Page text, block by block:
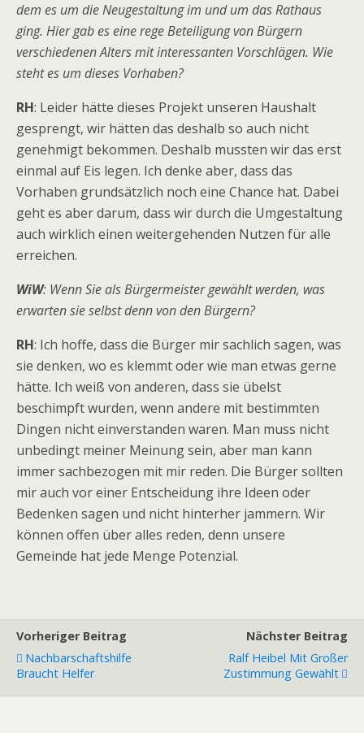
dem es um die Neugestaltung im und um das Rathaus
ging. Hier gab es eine rege Beteiligung von Bürgern
verschiedenen Alters mit interessanten Vorschlägen. Wie
steht es um dieses Vorhaben?
RH: Leider hätte dieses Projekt unseren Haushalt
gesprengt, wir hätten das deshalb so auch nicht
genehmigt bekommen. Deshalb mussten wir das erst
einmal auf Eis legen. Ich denke aber, dass das
Vorhaben grundsätzlich noch eine Chance hat. Dabei
geht es aber darum, dass wir durch die Umgestaltung
auch wirklich einen weitergehenden Nutzen für alle
erreichen.
WiW: Wenn Sie als Bürgermeister gewählt werden, was
erwarten sie selbst denn von den Bürgern?
RH: Ich hoffe, dass die Bürger mir sachlich sagen, was
sie denken, wo es klemmt oder wie man etwas gerne
hätte. Ich weiß von anderen, dass sie übelst
beschimpft wurden, wenn andere mit bestimmten
Dingen nicht einverstanden waren. Man muss nicht
unbedingt meiner Meinung sein, aber man kann
immer sachbezogen mit mir reden. Die Bürger sollten
mir auch vor einer Entscheidung ihre Ideen oder
Bedenken sagen und nicht hinterher jammern. Wir
können offen über alles reden, denn unsere
Gemeinde hat jede Menge Potenzial.
Vorheriger Beitrag
Nachbarschaftshilfe
Braucht Helfer
Nächster Beitrag
Ralf Heibel Mit Großer
Zustimmung Gewählt